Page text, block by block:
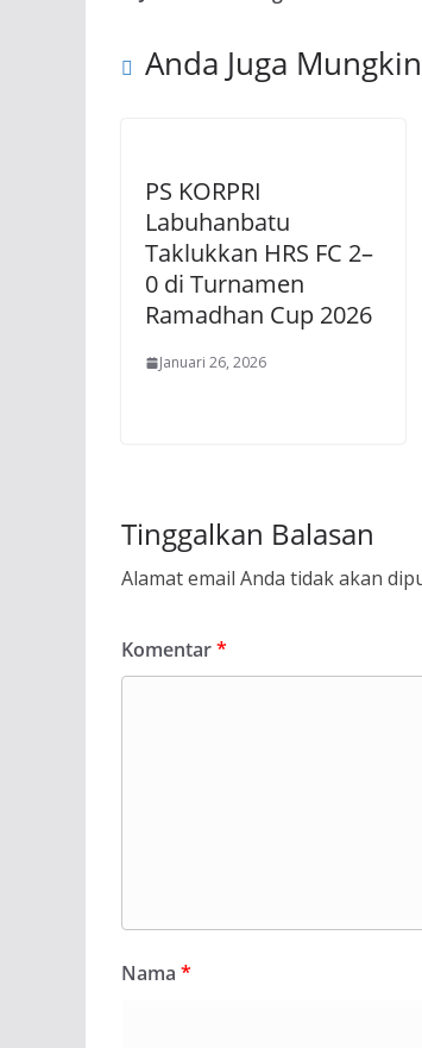
Anda Juga
PS KORPRI
Labuhanbatu
Taklukkan HRS FC 2–
0 di Turnamen
Ramadhan Cup 2026
Januari 26, 2026
Tinggalkan Balasan
Alamat email Anda tidak akan
Komentar*
Nama *